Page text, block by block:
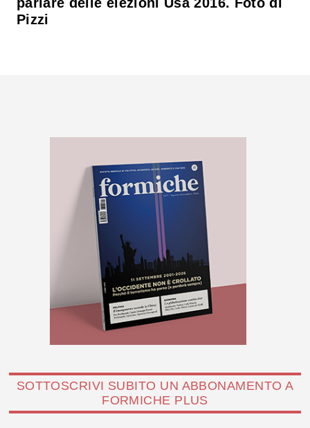
Pizzi
SOTTOSCRIVI SUBITO UN ABBONAMENTO A
FORMICHE PLUS